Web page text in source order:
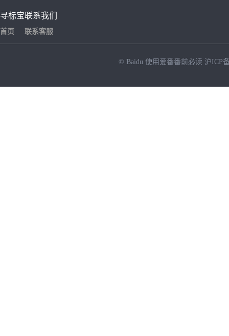
寻标宝
首页
联系我们
联系客服
© Baidu 使用爱番番前必读 沪ICP